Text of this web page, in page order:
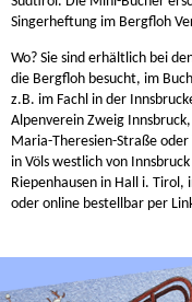
Singerheftung im Bergfloh
Wo? Sie sind erhältlich bei
die Bergfloh besucht, im
z.B. im Fachl in der
Alpenverein Zweig
Maria-Theresien-Straße oder
in Völs westlich von
Riepenhausen in Hall i. Tirol,
oder online bestellbar per